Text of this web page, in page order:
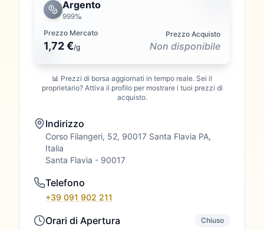
Argento
999‰
Prezzo Mercato
1,72 €/g
Prezzo Acquisto
Non disponibile
📊 Prezzi di borsa aggiornati in tempo reale. Sei il
proprietario? Attiva il profilo per mostrare i tuoi prezzi di
acquisto.
Indirizzo
Corso Filangeri, 52, 90017 Santa Flavia PA,
Italia
Santa Flavia - 90017
Telefono
+39 091 902 211
Orari di Apertura Chiuso